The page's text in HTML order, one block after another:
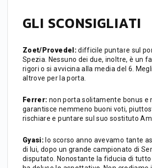
GLI SCONSIGLIATI
Zoet/Provedel:difficile puntare sul
Spezia. Nessuno dei due, inoltre, è un
rigori o si avvicina alla media del 6.
altrove per la porta.
Ferrer: non porta solitamente bonus e
garantisce nemmeno buoni voti,
rischiare e puntare sul suo sostituto
Gyasi:lo scorso anno avevamo tante
di lui, dopo un grande campionato di
disputato. Nonostante la fiducia di